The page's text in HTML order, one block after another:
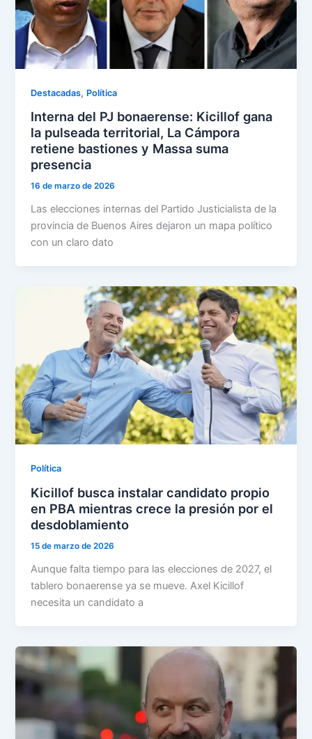
Destacadas, Política
Interna del PJ bonaerense: Kicillof gana
la pulseada territorial, La Cámpora
retiene bastiones y Massa suma
presencia
16 de marzo de 2026
Las elecciones internas del Partido Justicialista de la
provincia de Buenos Aires dejaron un mapa político
con un claro dato
Política
Kicillof busca instalar candidato propio
en PBA mientras crece la presión por el
desdoblamiento
15 de marzo de 2026
Aunque falta tiempo para las elecciones de 2027, el
tablero bonaerense ya se mueve. Axel Kicillof
necesita un candidato a